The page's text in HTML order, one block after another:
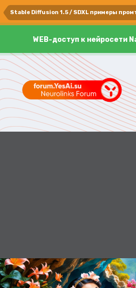
Stable Diffusion 1.5 / SDXL примеры
WEB-доступ к нейросети